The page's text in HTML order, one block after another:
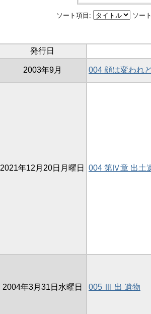
ソート項目: ソー
発行日
2003年9月 004 顔は変われ
2021年12月20日月曜日 004 第Ⅳ章 出土
2004年3月31日水曜日 005 Ⅲ 出 遺物